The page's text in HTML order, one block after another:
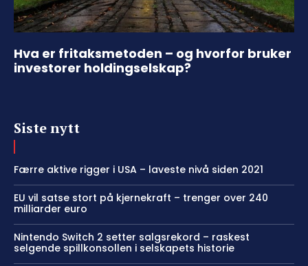
Hva er fritaksmetoden – og hvorfor bruker
investorer holdingselskap?
Siste nytt
Færre aktive rigger i USA – laveste nivå siden 2021
EU vil satse stort på kjernekraft – trenger over 240
milliarder euro
Nintendo Switch 2 setter salgsrekord – raskest
selgende spillkonsollen i selskapets historie